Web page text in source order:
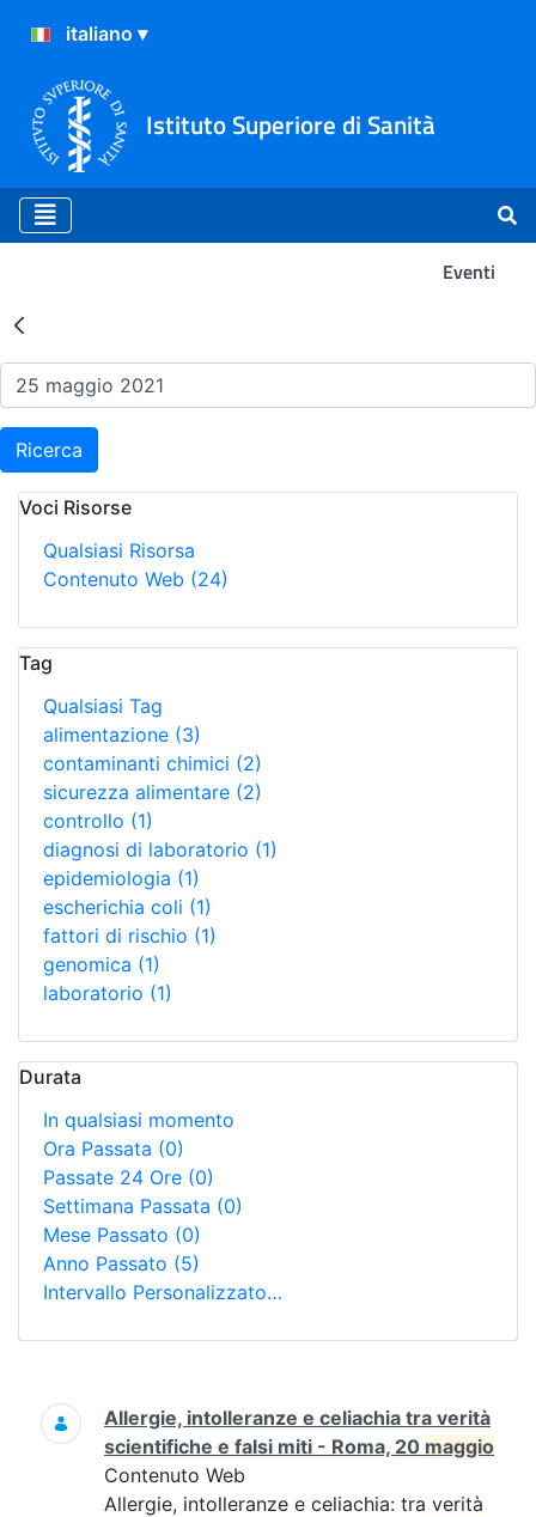
Istituto Superiore di Sanità
Eventi
Risultati della Ricerca -
Ricerca
Voci Risorse
Qualsiasi Risorsa
Contenuto Web (24)
Tag
Qualsiasi Tag
alimentazione (3)
contaminanti chimici (2)
sicurezza alimentare (2)
controllo (1)
diagnosi di laboratorio (1)
epidemiologia (1)
escherichia coli (1)
fattori di rischio (1)
genomica (1)
laboratorio (1)
Durata
In qualsiasi momento
Ora Passata (0)
Passate 24 Ore (0)
Settimana Passata (0)
Mese Passato (0)
Anno Passato (5)
Intervallo Personalizzato…
Ricerca
Allergie, intolleranze e celiachia tra verità
scientifiche e falsi miti - Roma, 20 maggio
Contenuto Web
Allergie, intolleranze e celiachia: tra verità